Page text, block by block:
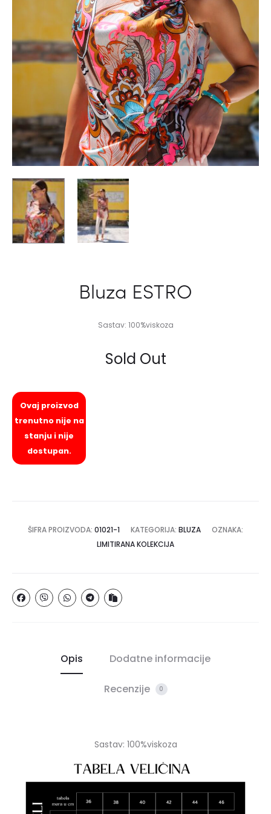
Bluza ESTRO
Sastav: 100%viskoza
Sold Out
Ovaj proizvod
trenutno nije na
stanju i nije
dostupan.
ŠIFRA PROIZVODA: 01021-1 KATEGORIJA: BLUZA
OZNAKA:
LIMITIRANA KOLEKCIJA
Opis Dodatne informacije
Recenzije 0
Sastav: 100%viskoza